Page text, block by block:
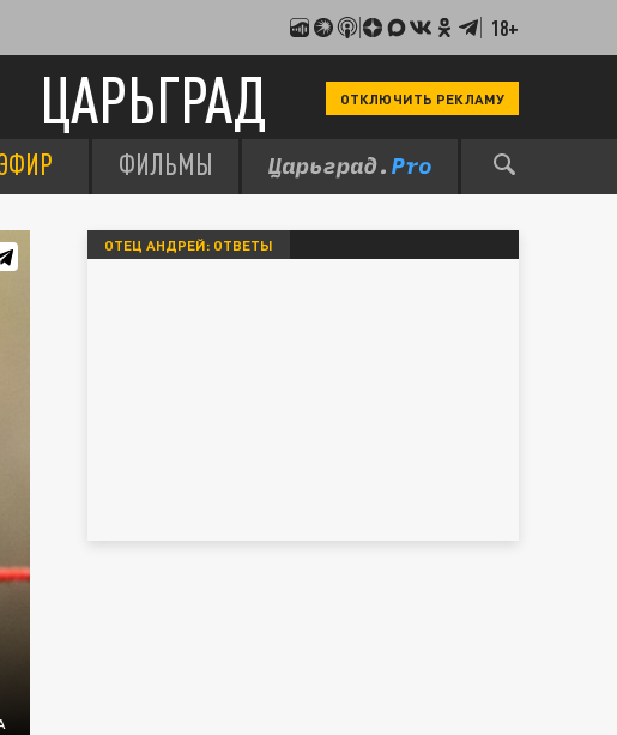
18+
ЦАРЬГРАД ОТКЛЮЧИТЬ РЕКЛАМУ
ФИЛЬМЫ
ОТЕЦ АНДРЕЙ: ОТВЕТЫ